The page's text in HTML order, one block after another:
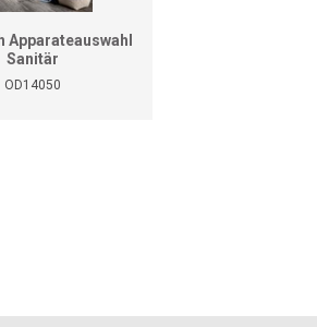
Apparateauswahl
Sanitär
OD14050